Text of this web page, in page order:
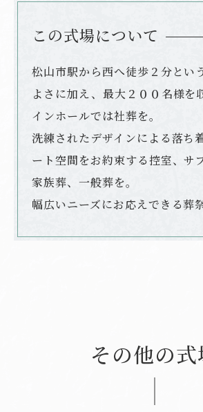
この式場について
松山市駅から西へ徒歩２分とい
よさに加え、最大２００名様を
インホールでは社葬を。
洗練されたデザインによる落ち
ート空間をお約束する控室、サ
家族葬、一般葬を。
幅広いニーズにお応えできる葬
その他の式